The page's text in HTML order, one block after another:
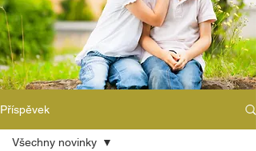
Příspěvek
Všechny novinky